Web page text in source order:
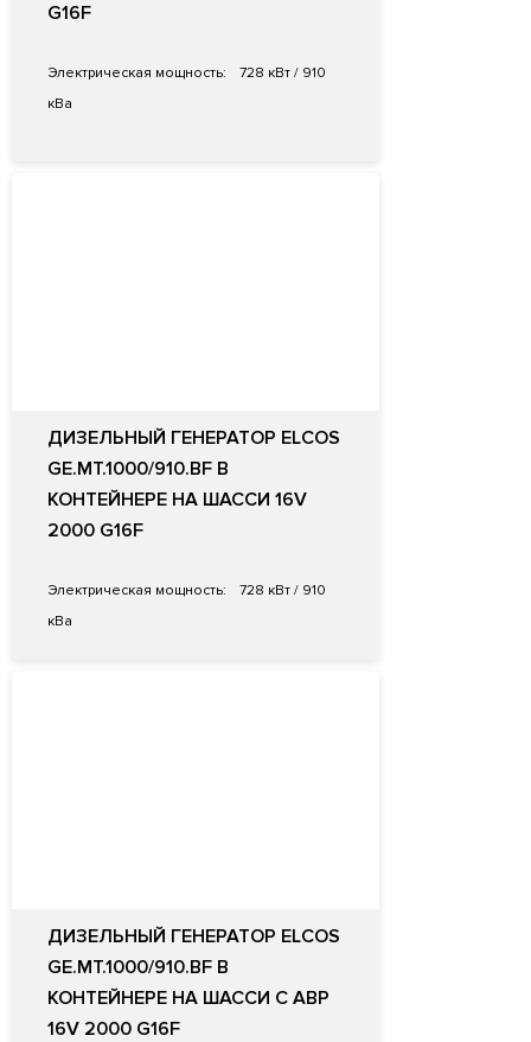
G16F
Электрическая мощность:
728 кВт / 910
кВа
ДИЗЕЛЬНЫЙ ГЕНЕРАТОР ELCOS
GE.MT.1000/910.BF В
КОНТЕЙНЕРЕ НА ШАССИ 16V
2000 G16F
Электрическая мощность:
728 кВт / 910
кВа
ДИЗЕЛЬНЫЙ ГЕНЕРАТОР ELCOS
GE.MT.1000/910.BF В
КОНТЕЙНЕРЕ НА ШАССИ С АВР
16V 2000 G16F